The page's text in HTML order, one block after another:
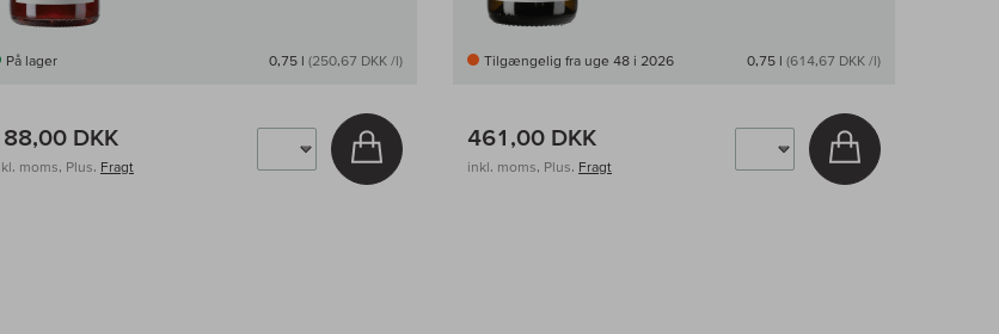
På lager 0,75 l (250,67 DKK /l)
DKK
moms, Plus. Fragt
Læg i kurv
Tilgængelig fra uge 48 i 2026 0,75 l (614,67 DKK /l)
461,00 DKK
inkl. moms, Plus. Fragt
Læg i kurv